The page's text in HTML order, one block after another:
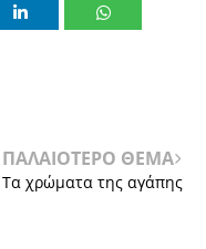
ΠΑΛΑΙΟΤΕΡΟ ΘΕΜΑ
Τα χρώματα της αγάπης